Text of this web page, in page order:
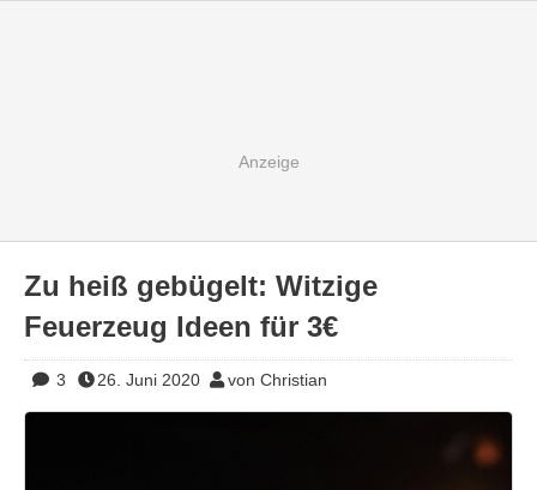
Zu heiß gebügelt: Witzige
Feuerzeug Ideen für 3€
3 26. Juni 2020 von Christian